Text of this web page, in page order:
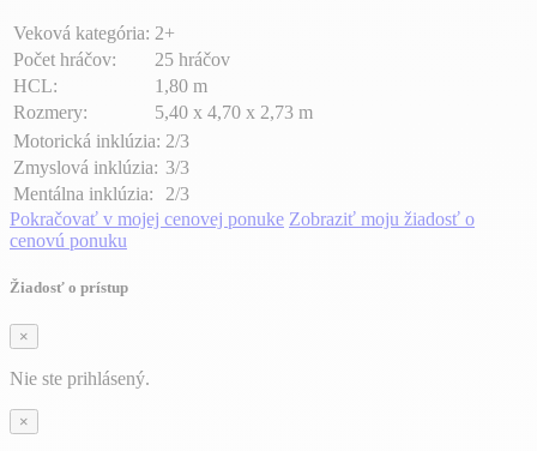
Veková kategória: 2+
Počet hráčov:
25 hráčov
HCL:
1,80 m
Rozmery:
5,40 x 4,70 x 2,73 m
Motorická inklúzia: 2/3
Zmyslová inklúzia: 3/3
Mentálna inklúzia:
2/3
Pokračovať v mojej cenovej ponuke Zobraziť moju žiadosť o
cenovú ponuku
Žiadosť o prístup
×
Nie ste prihlásený.
×